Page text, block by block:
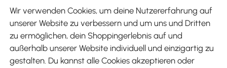
Aosom-App
Google Play
Wir verwenden Cookies, um deine Nutzererfahrung auf
unserer Website zu verbessern und um uns und Dritten
zu ermöglichen, dein Shoppingerlebnis auf und
außerhalb unserer Website individuell und einzigartig zu
gestalten. Du kannst alle Cookies akzeptieren oder